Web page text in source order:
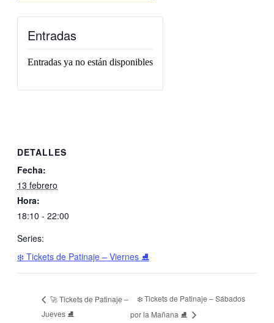
DETALLES
Fecha:
13 febrero
Hora:
18:10 - 22:00
Series:
❄️ Tickets de Patinaje – Viernes ⛸️
Entradas
Entradas ya no están disponibles
🚀 Tickets de Patinaje –
Jueves ⛸️
❄️ Tickets de Patinaje – Sábados
por la Mañana ⛸️